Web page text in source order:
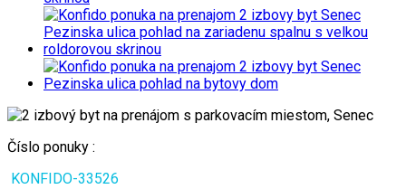
Číslo ponuky :
KONFIDO-33526